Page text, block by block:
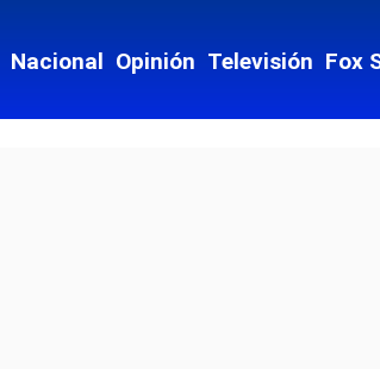
Nacional Opinión Televisión Fox